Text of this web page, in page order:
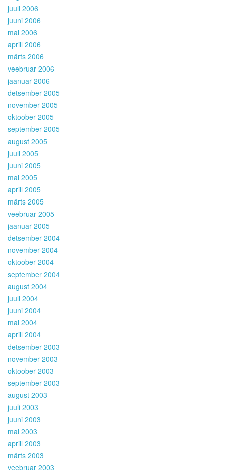
juuli 2006
juuni 2006
mai 2006
aprill 2006
märts 2006
veebruar 2006
jaanuar 2006
detsember 2005
november 2005
oktoober 2005
september 2005
august 2005
juuli 2005
juuni 2005
mai 2005
aprill 2005
märts 2005
veebruar 2005
jaanuar 2005
detsember 2004
november 2004
oktoober 2004
september 2004
august 2004
juuli 2004
juuni 2004
mai 2004
aprill 2004
detsember 2003
november 2003
oktoober 2003
september 2003
august 2003
juuli 2003
juuni 2003
mai 2003
aprill 2003
märts 2003
veebruar 2003